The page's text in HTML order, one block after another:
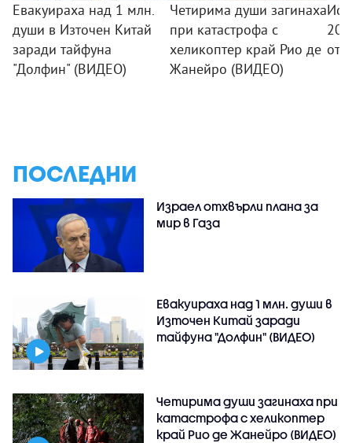
Евакуираха над 1 млн.
души в Източен Китай
заради тайфуна
"Долфин" (ВИДЕО)
Четирима души загинаха
при катастрофа с
хеликоптер край Рио де
Жанейро (ВИДЕО)
от
ПОСЛЕДНИ
Израел отхвърли плана за
мир в Газа
Евакуираха над 1 млн. души в
Източен Китай заради
тайфуна "Долфин" (ВИДЕО)
Четирима души загинаха при
катастрофа с хеликоптер
край Рио де Жанейро (ВИДЕО)